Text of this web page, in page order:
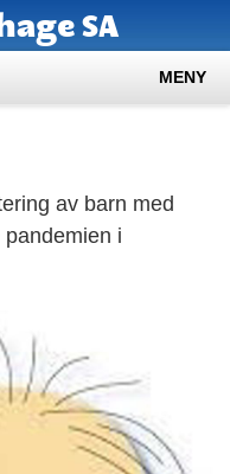
SA
MENY
av barn med
i